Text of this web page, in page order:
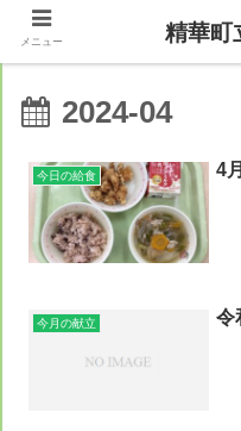
2024-04
今日の給食 4
今月の献立 令
メニュー 精華町